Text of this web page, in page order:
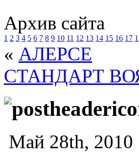
Архив сайта
1 2 3 4 5 6 7 8 9 10 11 12 13 14 15 16 17
« АЛЕРСЕ
СТАНДАРТ
Май 28th, 2010